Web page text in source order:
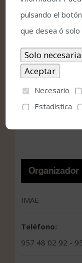
Fecha:
julio 10, 2024
Hora:
20:30
Precio:
Organizador
IMAE
Teléfono:
957 48 02 92 -
pulsando el
que desea ó solo
Necesario
Estadística